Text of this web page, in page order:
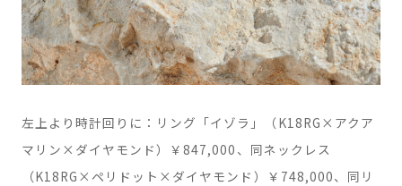
左上より時計回りに：リング「イゾラ」（K18RG×アクア
マリン×ダイヤモンド）￥847,000、同ネックレス
（K18RG×ペリドット×ダイヤモンド）￥748,000、同リ